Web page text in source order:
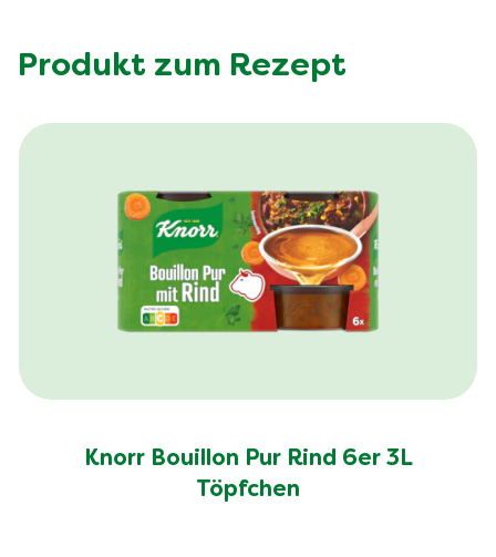
Produkt zum Rezept
Knorr Bouillon Pur Rind 6er 3L
Töpfchen